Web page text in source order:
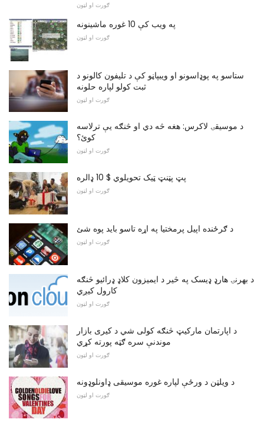
ګورت او لټون
په ویب کې 10 غوره ماشینونه
ګورت او لټون
ستاسو په پوډاسونو او ویبپاڼو کې د تلیفون کالونو د
ثبت کولو لپاره حلونه
ګورت او لټون
د موسیقۍ لاکرس: هغه څه دي او څنګه یې ترلاسه
کوئ؟
ګورت او لټون
پټ پټنټ ټیک تحویلوي $ 10 ډالره
ګورت او لټون
د ګرځنده اپیل پرمختیا په اړه تاسو باید پوه شئ
ګورت او لټون
د بهرنۍ هارډ ډیسک په څیر د ایمیزون کلاډ ډرائیو څنګه
کارول کیږي
ګورت او لټون
د اپارتمان مارکیټ څنګه کولی شي د کیری بازار
موندنې سره ګټه پورته کړي
ګورت او لټون
د ویلټن د ورځې لپاره غوره موسیقی ډاونلوډونه
ګورت او لټون